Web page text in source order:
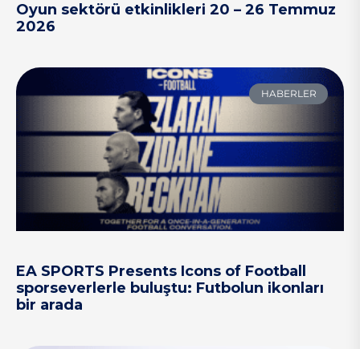
Oyun sektörü etkinlikleri 20 – 26 Temmuz
2026
HABERLER
EA SPORTS Presents Icons of Football
sporseverlerle buluştu: Futbolun ikonları
bir arada